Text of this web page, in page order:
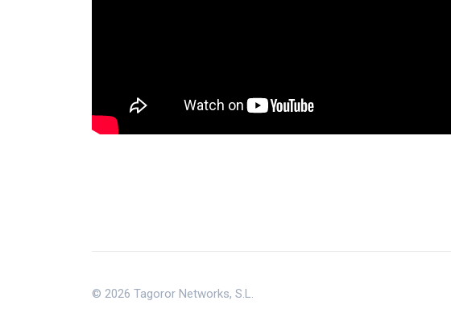
© 2026 Tagoror Networks, S.L.